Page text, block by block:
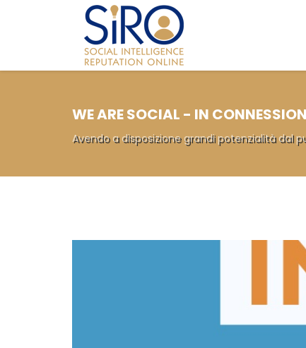
WE ARE SOCIAL - IN
Avendo a disposizione grandi potenzialità dal